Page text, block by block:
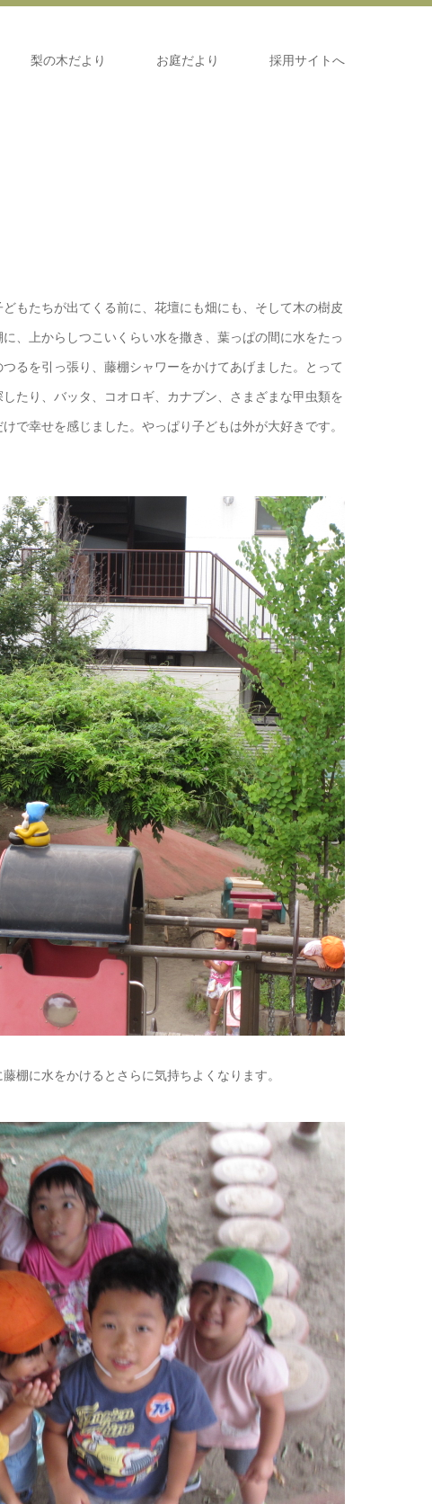
梨の木だより お庭だより 採用サイトへ
もたちが出てくる前に、花壇にも畑にも、そして木の樹皮
、上からしつこいくらい水を撒き、葉っぱの間に水をたっ
るを引っ張り、藤棚シャワーをかけてあげました。とって
たり、バッタ、コオロギ、カナブン、さまざまな甲虫類を
で幸せを感じました。やっぱり子どもは外が大好きです。
棚に水をかけるとさらに気持ちよくなります。